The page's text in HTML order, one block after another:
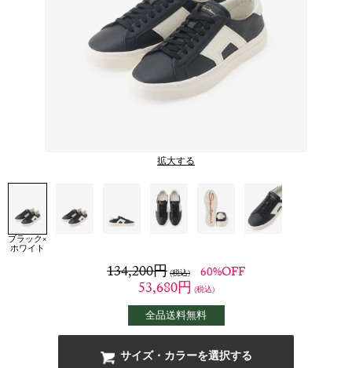
拡大する
ブラック×
ホワイト
134,200円(税込) 60%OFF
53,680円 (税込)
全品送料無料
サイズ・カラーを選択する